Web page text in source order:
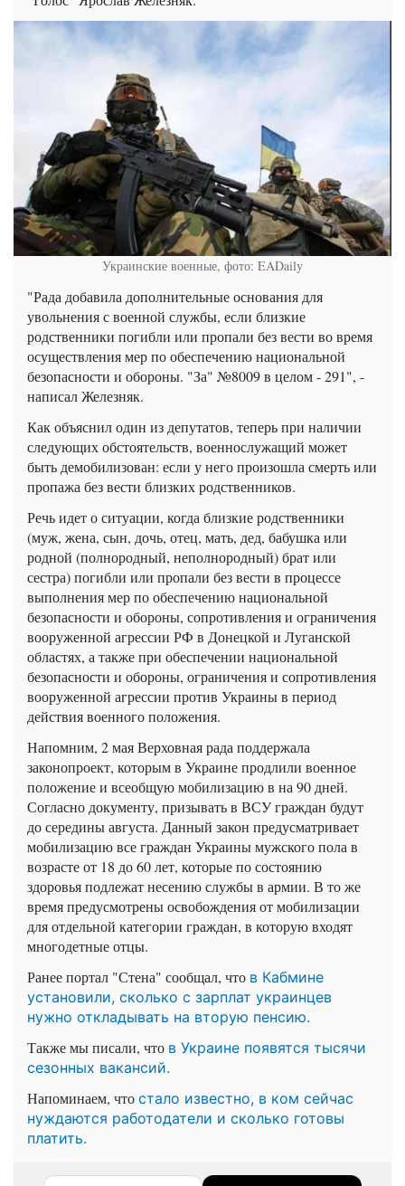
Украинские военные, фото: EADaily
"Рада добавила дополнительные основания для
увольнения с военной службы, если близкие
родственники погибли или пропали без вести во время
осуществления мер по обеспечению национальной
безопасности и обороны. "За" №8009 в целом - 291", -
написал Железняк.
Как объяснил один из депутатов, теперь при наличии
следующих обстоятельств, военнослужащий может
быть демобилизован: если у него произошла смерть или
пропажа без вести близких родственников.
Речь идет о ситуации, когда близкие родственники
(муж, жена, сын, дочь, отец, мать, дед, бабушка или
родной (полнородный, неполнородный) брат или
сестра) погибли или пропали без вести в процессе
выполнения мер по обеспечению национальной
безопасности и обороны, сопротивления и ограничения
вооруженной агрессии РФ в Донецкой и Луганской
областях, а также при обеспечении национальной
безопасности и обороны, ограничения и сопротивления
вооруженной агрессии против Украины в период
действия военного положения.
Напомним, 2 мая Верховная рада поддержала
законопроект, которым в Украине продлили военное
положение и всеобщую мобилизацию в на 90 дней.
Согласно документу, призывать в ВСУ граждан будут
до середины августа. Данный закон предусматривает
мобилизацию все граждан Украины мужского пола в
возрасте от 18 до 60 лет, которые по состоянию
здоровья подлежат несению службы в армии. В то же
время предусмотрены освобождения от мобилизации
для отдельной категории граждан, в которую входят
многодетные отцы.
Ранее портал "Стена" сообщал, что в Кабмине
установили, сколько с зарплат украинцев
нужно откладывать на вторую пенсию.
Также мы писали, что в Украине появятся тысячи
сезонных вакансий.
Напоминаем, что стало известно, в ком сейчас
нуждаются работодатели и сколько готовы
платить.